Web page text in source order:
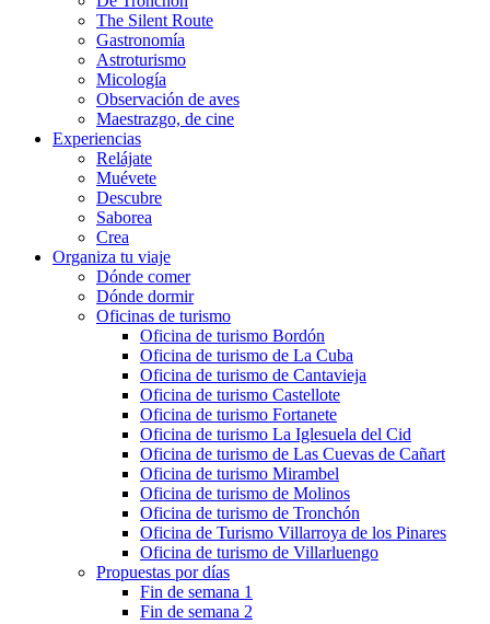
The Silent Route
Gastronomía
Astroturismo
Micología
Observación de aves
Maestrazgo, de cine
Experiencias
Relájate
Muévete
Descubre
Saborea
Crea
Organiza tu viaje
Dónde comer
Dónde dormir
Oficinas de turismo
Oficina de turismo Bordón
Oficina de turismo de La Cuba
Oficina de turismo de Cantavieja
Oficina de turismo Castellote
Oficina de turismo Fortanete
Oficina de turismo La Iglesuela del Cid
Oficina de turismo de Las Cuevas de Cañart
Oficina de turismo Mirambel
Oficina de turismo de Molinos
Oficina de turismo de Tronchón
Oficina de Turismo Villarroya de los Pinares
Oficina de turismo de Villarluengo
Propuestas por días
Fin de semana 1
Fin de semana 2